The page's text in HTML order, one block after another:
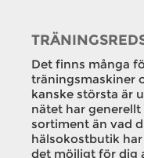
Det finns många
träningsmaskiner
kanske största är
nätet har
sortiment än vad
hälsokostbutik
det möjligt för dig